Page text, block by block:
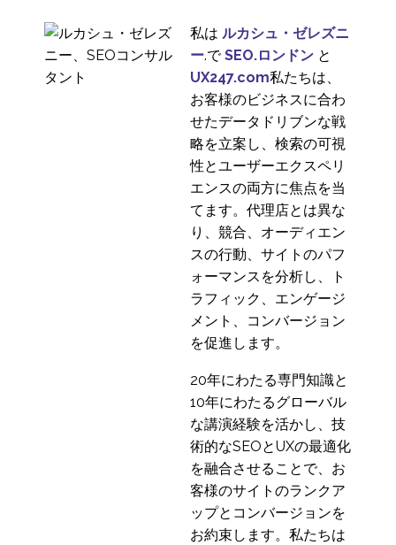
1
08 4? 2020
モバイルメニューのユ
0
情報アーキテクチャの
ベストプラクティス
1
オンラインバンキング
におけるユーザーセン
トリックデザイン
5
オンラインギャンブル
業界におけるUXのあり
1
レスポンシブWebデザ
インにおけるデザイン
モバイルユーザビリテ
1
M&Sは、ウェブサイト
のユーザーエクスペリ
エンスで行き過ぎたこ
とをしたのか？
1
暗号通貨プラットフォ
私は ルカシュ・ゼレズニ
ー.でSEO.ロンドン と
UX247.com私たちは、
お客様のビジネスに合わ
せたデータドリブンな戦
略を立案し、検索の可視
性とユーザーエクスペリ
エンスの両方に焦点を当
てます。代理店とは異な
り、競合、オーディエン
スの行動、サイトのパフ
ォーマンスを分析し、ト
ラフィック、エンゲージ
メント、コンバージョン
を促進します。
20年にわたる専門知識と
10年にわたるグローバル
な講演経験を活かし、技
術的なSEOとUXの最適化
を融合させることで、お
客様のサイトのランクア
ップとコンバージョンを
お約束します。私たちは